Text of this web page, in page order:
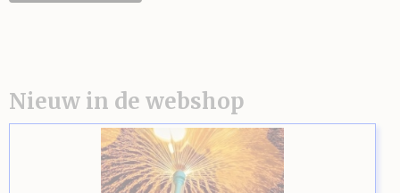
Nieuw in de webshop